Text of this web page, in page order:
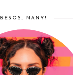
BESOS, NANY!